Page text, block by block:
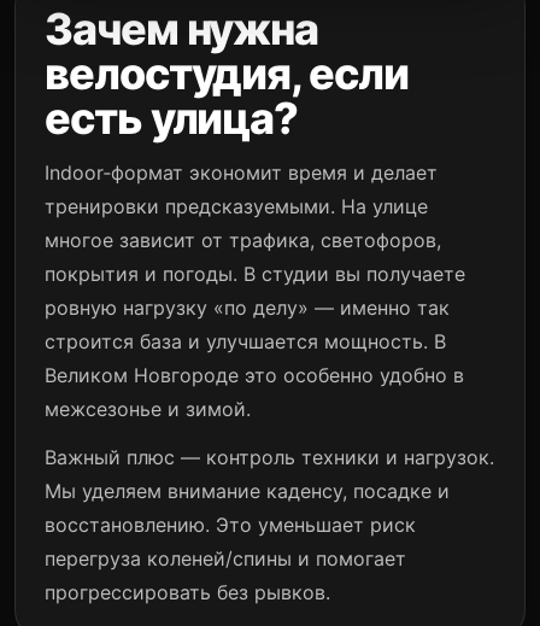
Зачем нужна
велостудия, если
есть улица?
Indoor‑формат экономит время и делает
тренировки предсказуемыми. На улице
многое зависит от трафика, светофоров,
покрытия и погоды. В студии вы получаете
ровную нагрузку «по делу» — именно так
строится база и улучшается мощность. В
Великом Новгороде это особенно удобно в
межсезонье и зимой.
Важный плюс — контроль техники и нагрузок.
Мы уделяем внимание каденсу, посадке и
восстановлению. Это уменьшает риск
перегруза коленей/спины и помогает
прогрессировать без рывков.